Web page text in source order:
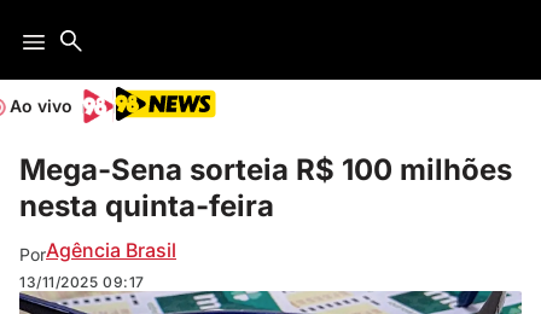
Ao vivo
Mega-Sena sorteia R$ 100 milhões
nesta quinta-feira
PorAgência Brasil
13/11/2025 09:17